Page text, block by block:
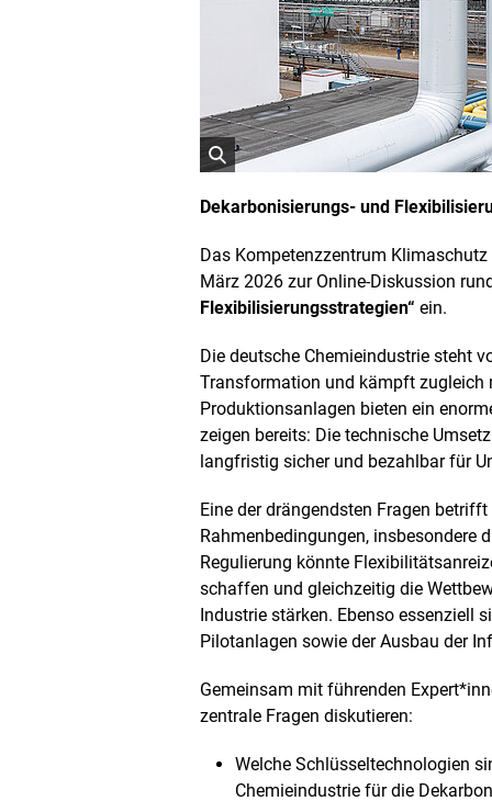
f
n
e
t
B
l
n
e
i
n
r
v
e
g
r
ö
e
t
Dekarbonisierungs- und
Das Kompetenzzentrum
März 2026 zur Online-Diskussion
Flexibilisierungsstrategien“ ein.
Die deutsche Chemieindustrie steht
Transformation und kämpft zugleich
Produktionsanlagen bieten ein
zeigen bereits: Die technische
langfristig sicher und bezahlbar für
Eine der drängendsten Fragen
Rahmenbedingungen, insbesondere
Regulierung könnte
schaffen und gleichzeitig die
Industrie stärken. Ebenso essenziell
Pilotanlagen sowie der Ausbau der
Gemeinsam mit führenden
zentrale Fragen diskutieren:
Welche Schlüsseltechnologien
Chemieindustrie für die